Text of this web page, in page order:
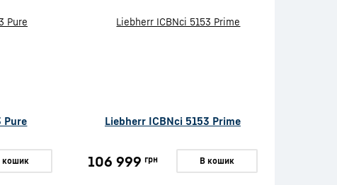
Pure
кошик
Liebherr ICBNci 5153 Prime
106 999 грн В кошик